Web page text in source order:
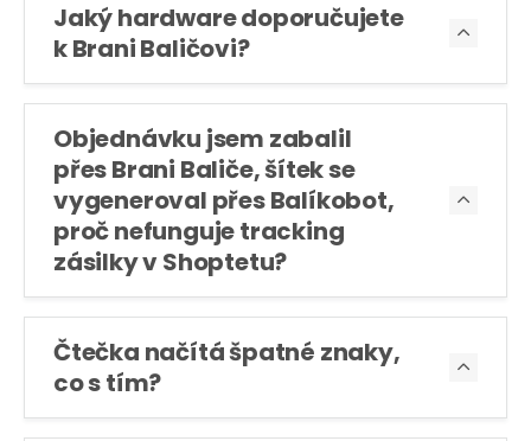
Jaký hardware doporučujete
k Brani Baličovi?

Objednávku jsem zabalil
přes Brani Baliče, šítek se
vygeneroval přes Balíkobot,
proč nefunguje tracking
zásilky v Shoptetu?

Čtečka načítá špatné znaky,
co s tím?
